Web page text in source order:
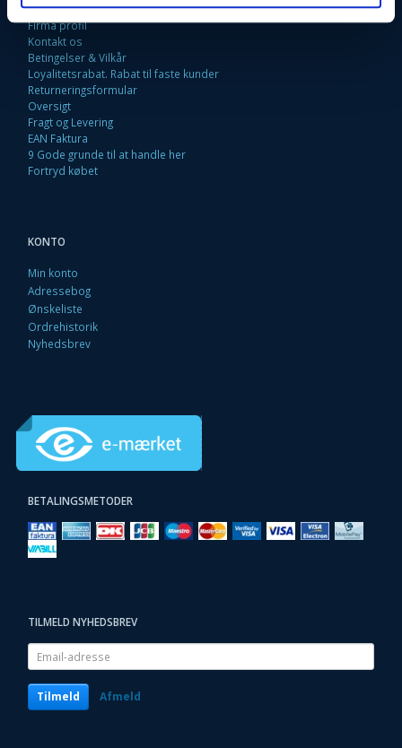
Fortrydelsesret
Firma profil
Kontakt os
Betingelser & Vilkår
Loyalitetsrabat. Rabat til faste kunder
Returneringsformular
Oversigt
Fragt og Levering
EAN Faktura
9 Gode grunde til at handle her
Fortryd købet
KONTO
Min konto
Adressebog
Ønskeliste
Ordrehistorik
Nyhedsbrev
BETALINGSMETODER
TILMELD NYHEDSBREV
Email-
adresse
Tilmeld Afmeld